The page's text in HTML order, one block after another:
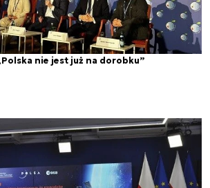
nie jest już na dorobku”